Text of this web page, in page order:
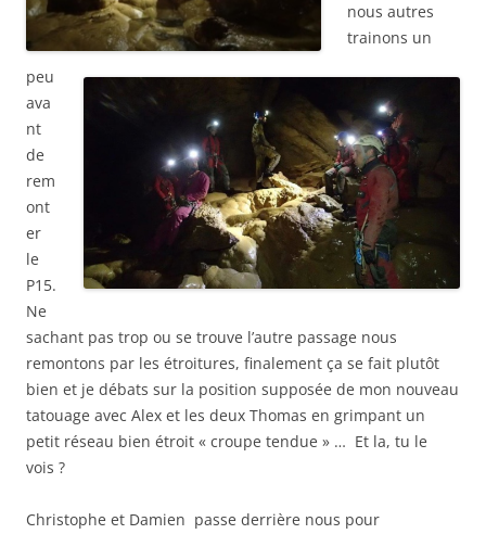
nous autres
trainons un
peu
ava
nt
de
rem
ont
er
le
P15.
Ne
sachant pas trop ou se trouve l’autre passage nous
remontons par les étroitures, finalement ça se fait plutôt
bien et je débats sur la position supposée de mon nouveau
tatouage avec Alex et les deux Thomas en grimpant un
petit réseau bien étroit « croupe tendue » … Et la, tu le
vois ?
Christophe et Damien passe derrière nous pour